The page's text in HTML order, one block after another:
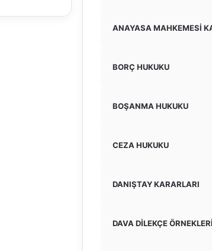
ANAYASA MAHKEMESİ
BORÇ HUKUKU
BOŞANMA HUKUKU
CEZA HUKUKU
DANIŞTAY KARARLARI
DAVA DİLEKÇE ÖRNEKLERİ